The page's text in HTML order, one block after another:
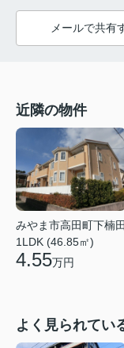
メールで共有
近隣の物件
みやま市高田町下楠田
1LDK (46.85㎡)
4.55万円
よく見られてい